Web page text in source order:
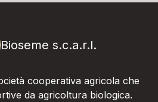
Bioseme s.c.a.r.l.
cooperativa agricola che
da agricoltura biologica.